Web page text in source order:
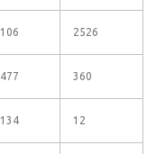
106 2526
477 360
134 12